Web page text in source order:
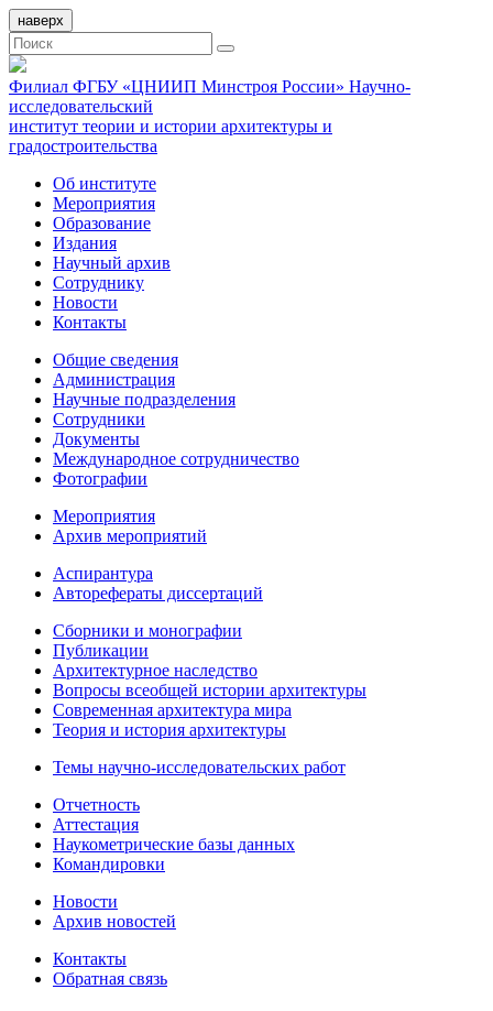
наверх
Филиал ФГБУ «ЦНИИП Минстроя России» Научно-
исследовательский
институт теории и истории архитектуры и
градостроительства
Об институте
Мероприятия
Образование
Издания
Научный архив
Сотруднику
Новости
Контакты
Общие сведения
Администрация
Научные подразделения
Сотрудники
Документы
Международное сотрудничество
Фотографии
Мероприятия
Архив мероприятий
Аспирантура
Авторефераты диссертаций
Сборники и монографии
Публикации
Архитектурное наследство
Вопросы всеобщей истории архитектуры
Современная архитектура мира
Теория и история архитектуры
Темы научно-исследовательских работ
Отчетность
Аттестация
Наукометрические базы данных
Командировки
Новости
Архив новостей
Контакты
Обратная связь